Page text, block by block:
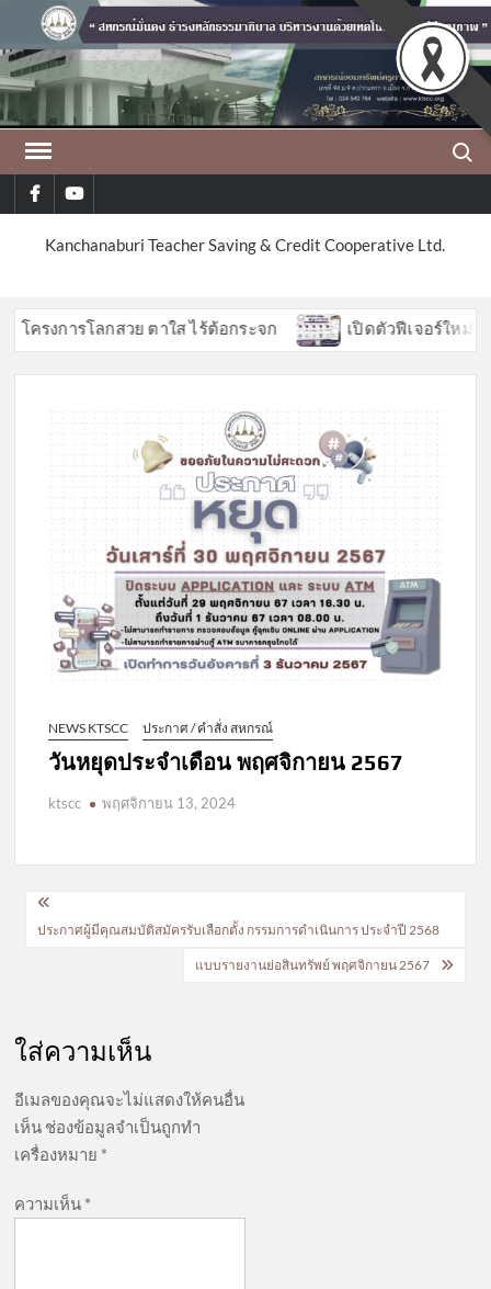
content
facebookyoutube
Kanchanaburi Teacher Saving & Credit Cooperative Ltd.
รงการโลกสวย ตาใส ไร้ต้อกระจก เปิดตัวฟีเจอร์ใหม่ APP
NEWS KTSCC ประกาศ / คำสั่ง สหกรณ์
วันหยุดประจำเดือน พฤศจิกายน 2567
ktscc พฤศจิกายน 13, 2024
แนะแนว
เรื่อง
ประกาศผู้มีคุณสมบัติสมัครรับเลือกตั้ง กรรมการดำเนินการ ประจำปี 2568
แบบรายงานย่อสินทรัพย์ พฤศจิกายน 2567
ใส่ความเห็น
อีเมลของคุณจะไม่แสดงให้คนอื่น
เห็น ช่องข้อมูลจำเป็นถูกทำ
เครื่องหมาย *
ความเห็น *